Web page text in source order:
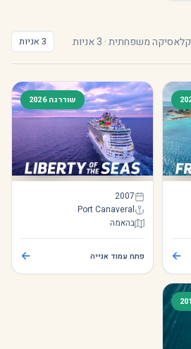
קלאסיקה משפחתית · 3 אניות 3 אניות
←
שודרגה 2026
Liberty of the Seas
2007
Port Canaveral
בהאמה
פתח עמוד אנייה ←